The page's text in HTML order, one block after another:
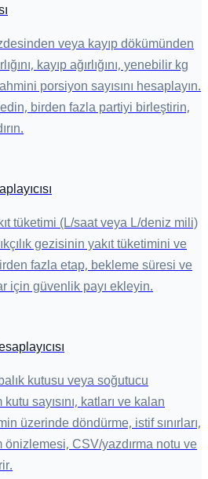
veya kayıp dökümünden
kayıp ağırlığını, yenebilir kg
porsiyon sayısını hesaplayın.
birden fazla partiyi birleştirin,
tüketimi (L/saat veya L/deniz mili)
gezisinin yakıt tüketimini ve
fazla etap, bekleme süresi ve
için güvenlik payı ekleyin.
kutusu veya soğutucu
sayısını, katları ve kalan
üzerinde döndürme, istif sınırları,
CSV/yazdırma notu ve